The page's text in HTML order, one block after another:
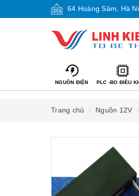
64 Hoàng Sâm, Hà
NGUỒN ĐIỆN PLC -BO ĐIỀU
Trang chủ Nguồn 12V